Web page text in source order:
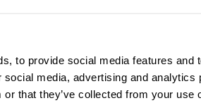
to provide social media features and
media, advertising and
that they’ve collected from your
es inspeccionar visualmente un
caso sustituye la prueba de
con motor de